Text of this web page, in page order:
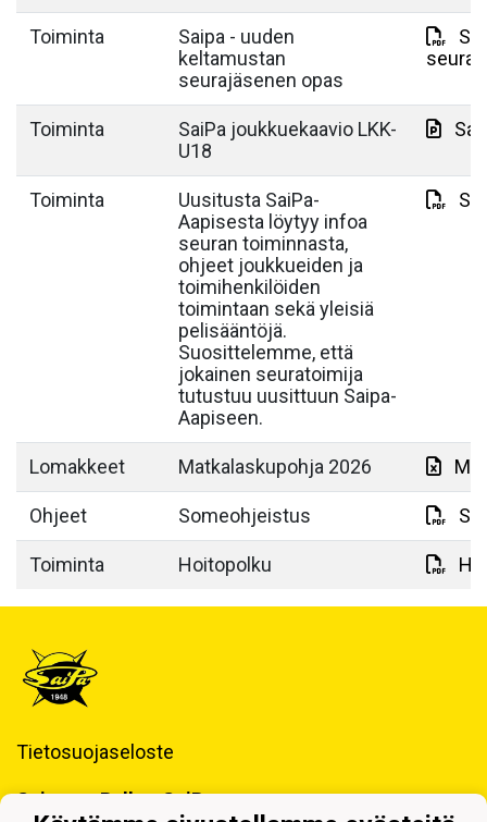
Toiminta
Saipa - uuden
keltamustan
seurajäsenen opas
Toiminta
SaiPa joukkuekaavio LKK-
U18
Toiminta
Uusitusta SaiPa-
Aapisesta löytyy infoa
seuran toiminnasta,
ohjeet joukkueiden ja
toimihenkilöiden
toimintaan sekä yleisiä
pelisääntöjä.
Suosittelemme, että
jokainen seuratoimija
tutustuu uusittuun Saipa-
Aapiseen.
Lomakkeet Matkalaskupohja 2026
Ohjeet Someohjeistus
Toiminta Hoitopolku
Tietosuojaseloste
Saimaan Pallo - SaiPa ry